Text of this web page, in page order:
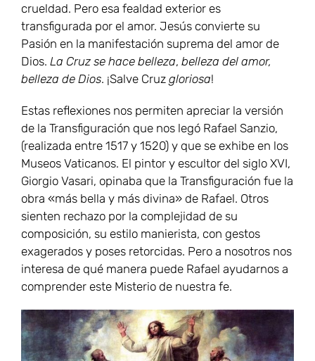
crueldad. Pero esa fealdad exterior es
transfigurada por el amor. Jesús convierte su
Pasión en la manifestación suprema del amor de
Dios. La Cruz se hace belleza, belleza del amor,
belleza de Dios. ¡Salve Cruz gloriosa!
Estas reflexiones nos permiten apreciar la versión
de la Transfiguración que nos legó Rafael Sanzio,
(realizada entre 1517 y 1520) y que se exhibe en los
Museos Vaticanos. El pintor y escultor del siglo XVI,
Giorgio Vasari, opinaba que la Transfiguración fue la
obra «más bella y más divina» de Rafael. Otros
sienten rechazo por la complejidad de su
composición, su estilo manierista, con gestos
exagerados y poses retorcidas. Pero a nosotros nos
interesa de qué manera puede Rafael ayudarnos a
comprender este Misterio de nuestra fe.